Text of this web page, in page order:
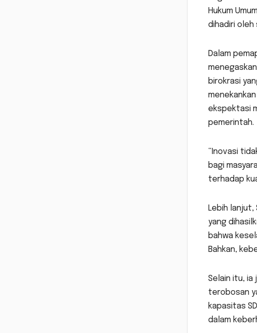
Hukum
dihadiri oleh
Dalam
birokrasi
ekspektasi
pemerintah.
“Inovasi
bagi
terhadap
Lebih lanjut,
yang
bahwa
Bahkan,
Selain itu,
terobosan
kapasitas
dalam